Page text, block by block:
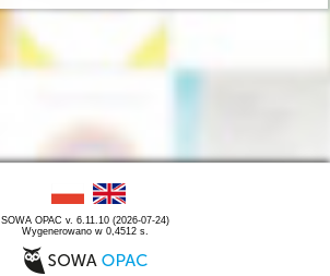
SOWA OPAC v. 6.11.10 (2026-07-24)
Wygenerowano w 0,4512 s.